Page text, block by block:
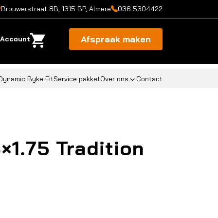
Brouwerstraat 8B, 1315 BP, Almere 036 5304422
Account Afspraak maken
Byke FitService pakketOver ons Contact
Tradition